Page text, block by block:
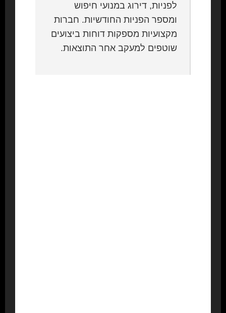
לפניות, דירוג במנועי חיפוש
ומספר הפניות החודשיות. חברות
מקצועיות מספקות דוחות ביצועים
שוטפים למעקב אחר התוצאות.